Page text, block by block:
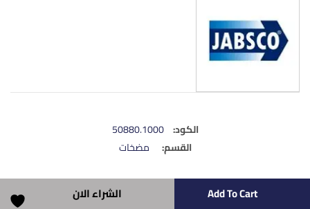
Add To Cart الشراء الان
الكود:50880.1000
القسم:
مضخات